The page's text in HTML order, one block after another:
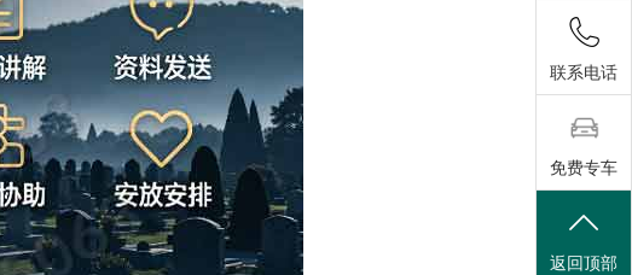
联系电话
免费专车
返回顶部